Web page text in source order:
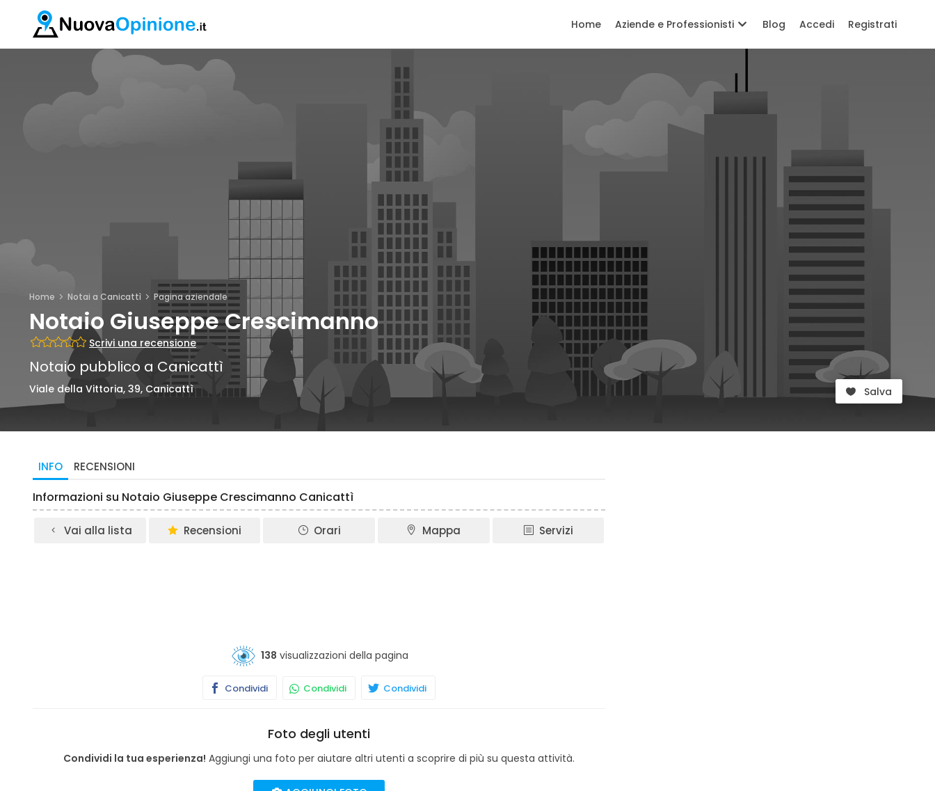
Home Aziende e Professionisti Blog Accedi Registrati
Home Notai a Canicattì Pagina aziendale
Notaio Giuseppe Crescimanno
Scrivi una recensione
Notaio pubblico a Canicattì
Viale della Vittoria, 39, Canicattì Salva
INFO RECENSIONI
Informazioni su Notaio Giuseppe Crescimanno Canicattì
Vai alla lista Recensioni Orari Mappa Servizi
138 visualizzazioni della pagina
Condividi Condividi Condividi
Foto degli utenti
Condividi la tua esperienza! Aggiungi una foto per aiutare altri utenti a scoprire di più su questa attività.